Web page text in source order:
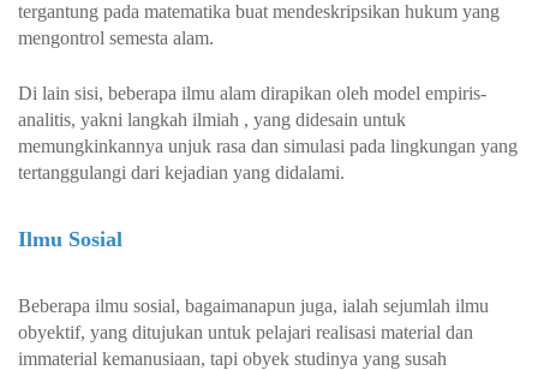
tergantung pada matematika buat mendeskripsikan hukum yang
mengontrol semesta alam.
Di lain sisi, beberapa ilmu alam dirapikan oleh model empiris-
analitis, yakni langkah ilmiah , yang didesain untuk
memungkinkannya unjuk rasa dan simulasi pada lingkungan yang
tertanggulangi dari kejadian yang didalami.
Ilmu Sosial
Beberapa ilmu sosial, bagaimanapun juga, ialah sejumlah ilmu
obyektif, yang ditujukan untuk pelajari realisasi material dan
immaterial kemanusiaan, tapi obyek studinya yang susah